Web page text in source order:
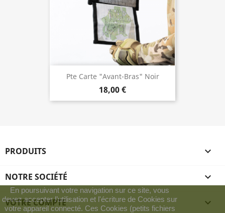
Pte Carte "Avant-Bras" Noir
18,00 €
PRODUITS 
NOTRE SOCIÉTÉ 
VOTRE COMPTE 
En poursuivant votre navigation sur ce site, vous
devez accepter l’utilisation et l'écriture de Cookies sur
votre appareil connecté. Ces Cookies (petits fichiers